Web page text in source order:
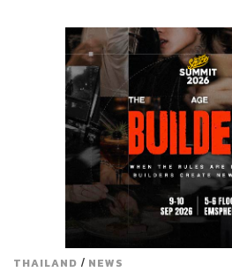
THAILAND / NEWS